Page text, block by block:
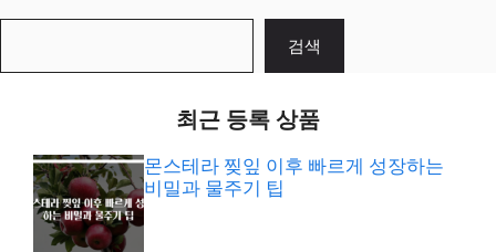
검색
최근 등록 상품
몬스테라 찢잎 이후 빠르게 성장하는
비밀과 물주기 팁